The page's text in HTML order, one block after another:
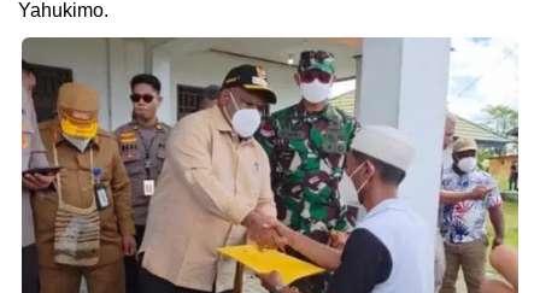
Yahukimo.